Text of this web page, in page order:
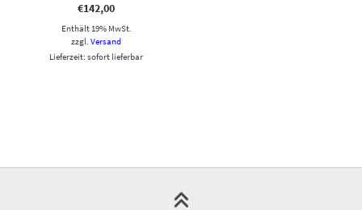
€142,00
Enthält 19% MwSt.
zzgl.Versand
Lieferzeit: sofort lieferbar